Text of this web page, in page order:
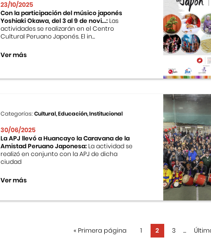
23/10/2025
Con la participación del músico japonés
Yoshiaki Okawa, del 3 al 9 de novi...: Las
actividades se realizarán en el Centro
Cultural Peruano Japonés. El in...
Ver más
Categorías:Cultural, Educación, Institucional
30/06/2025
La APJ llevó a Huancayo la Caravana de la
Amistad Peruano Japonesa: La actividad se
realizó en conjunto con la APJ de dicha
ciudad
Ver más
« Primera página 1 2 3 ...